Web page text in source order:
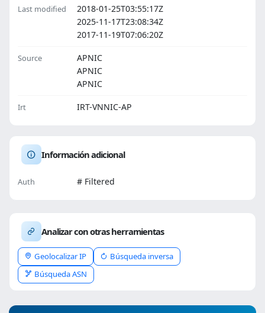
Last modified
2018-01-25T03:55:17Z
2025-11-17T23:08:34Z
2017-11-19T07:06:20Z
Source
APNIC
APNIC
APNIC
Irt IRT-VNNIC-AP
Información adicional
Auth # Filtered
Analizar con otras herramientas
Geolocalizar IP
Búsqueda inversa
Búsqueda ASN